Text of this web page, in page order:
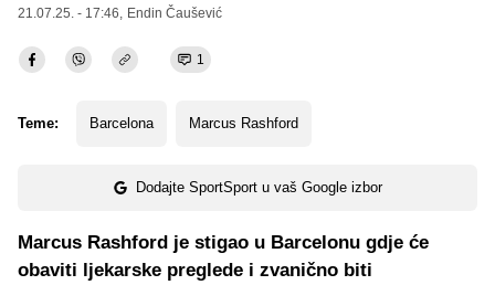
21.07.25. - 17:46, Endin Čaušević
1
Teme: Barcelona Marcus Rashford
Dodajte SportSport u vaš Google izbor
Marcus Rashford je stigao u Barcelonu gdje će
obaviti ljekarske preglede i zvanično biti